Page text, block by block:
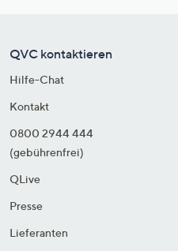
QVC kontaktieren
Hilfe-Chat
Kontakt
0800 2944 444
(gebührenfrei)
QLive
Presse
Lieferanten